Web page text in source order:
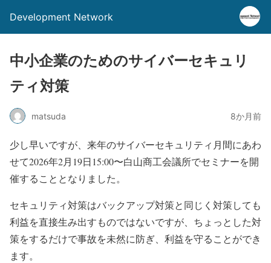
Development Network
中小企業のためのサイバーセキュリ
ティ対策
matsuda 8か月前
少し早いですが、来年のサイバーセキュリティ月間にあわ
せて2026年2月19日15:00〜白山商工会議所でセミナーを開
催することとなりました。
セキュリティ対策はバックアップ対策と同じく対策しても
利益を直接生み出すものではないですが、ちょっとした対
策をするだけで事故を未然に防ぎ、利益を守ることができ
ます。